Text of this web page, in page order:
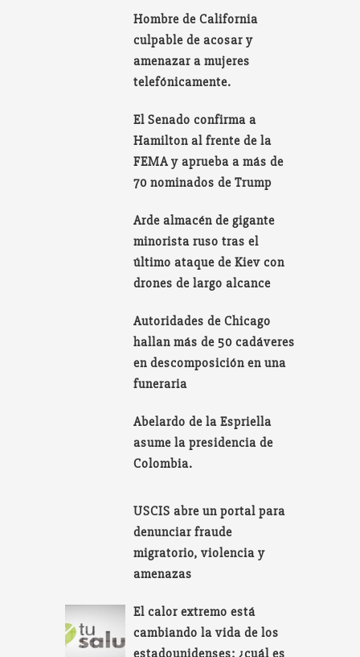
Hombre de California
culpable de acosar y
amenazar a mujeres
telefónicamente.
El Senado confirma a
Hamilton al frente de la
FEMA y aprueba a más de
70 nominados de Trump
Arde almacén de gigante
minorista ruso tras el
último ataque de Kiev con
drones de largo alcance
Autoridades de Chicago
hallan más de 50 cadáveres
en descomposición en una
funeraria
Abelardo de la Espriella
asume la presidencia de
Colombia.
USCIS abre un portal para
denunciar fraude
migratorio, violencia y
amenazas
El calor extremo está
cambiando la vida de los